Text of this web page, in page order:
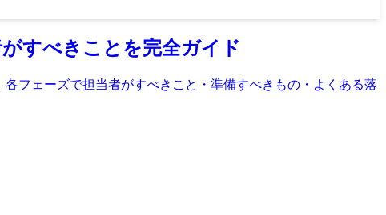
すべきことを完全ガイド
ェーズで担当者がすべきこと・準備すべきもの・よくある落